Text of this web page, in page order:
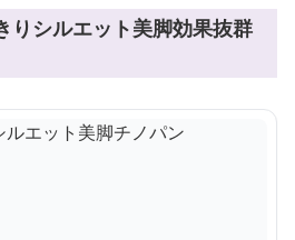
りシルエット美脚効果抜群